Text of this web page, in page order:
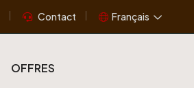
Contact Français
OFFRES